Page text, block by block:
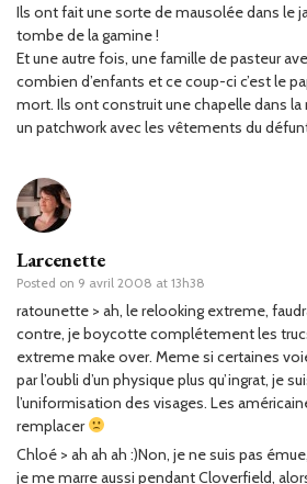
Ils ont fait une sorte de mausolée dans le
tombe de la gamine !
Et une autre fois, une famille de pasteur
combien d’enfants et ce coup-ci c’est le
mort. Ils ont construit une chapelle dans
un patchwork avec les vêtements du
Larcenette
Posted on 9 avril 2008 at 13h38
ratounette > ah, le relooking extreme,
contre, je boycotte complétement les
extreme make over. Meme si certaines
par l’oubli d’un physique plus qu’ingrat, je
l’uniformisation des visages. Les
remplacer
Chloé > ah ah ah :)Non, je ne suis pas
je me marre aussi pendant Cloverfield,